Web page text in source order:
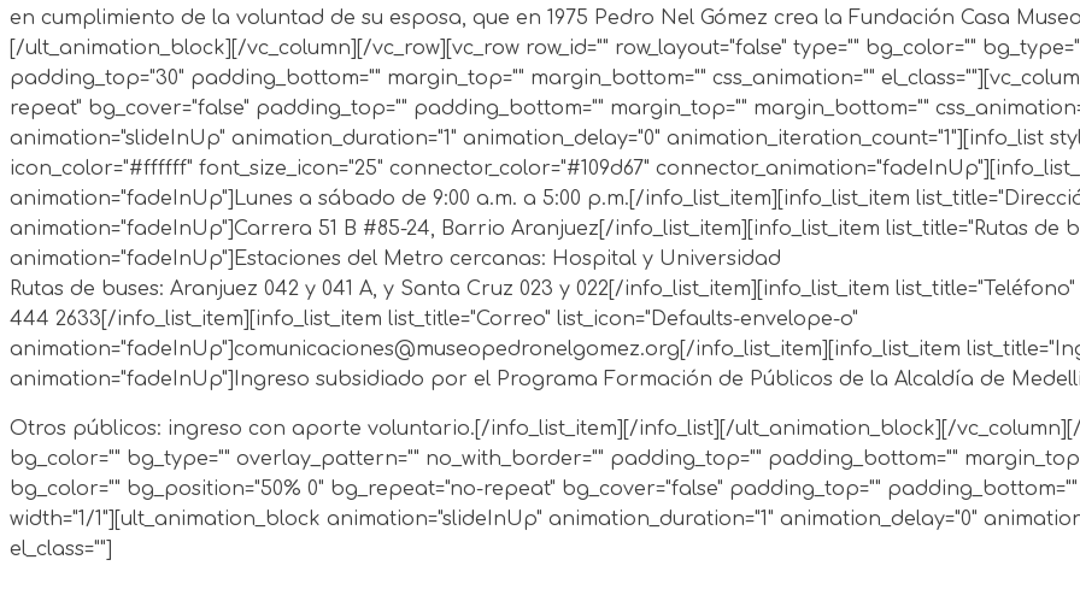
en cumplimiento de la voluntad de su esposa, que en 1975 Pedro Nel Gómez crea la Fundación Casa
[/ult_animation_block][/vc_column][/vc_row][vc_row row_id="" row_layout="false" type="" bg_color=""
padding_top="30" padding_bottom="" margin_top="" margin_bottom="" css_animation=""
repeat" bg_cover="false" padding_top="" padding_bottom="" margin_top="" margin_bottom=""
animation="slideInUp" animation_duration="1" animation_delay="0" animation_iteration_count="1"][info_list
icon_color="#ffffff" font_size_icon="25" connector_color="#109d67"
animation="fadeInUp"] Lunes a sábado de 9:00 a.m. a 5:00 p.m.[/info_list_item][info_list_item
animation="fadeInUp"]Carrera 51 B #85-24, Barrio Aranjuez[/info_list_item][info_list_item list_title="Rutas de
animation="fadeInUp"]Estaciones del Metro cercanas: Hospital y Universidad
Rutas de buses: Aranjuez 042 y 041 A, y Santa Cruz 023 y 022[/info_list_item][info_list_item
444 2633[/info_list_item][info_list_item list_title="Correo" list_icon="Defaults-envelope-o"
animation="fadeInUp"]comunicaciones@museopedronelgomez.org[/info_list_item][info_list_item
animation="fadeInUp"] Ingreso subsidiado por el Programa Formación de Públicos de la Alcaldía de
Otros públicos: ingreso con aporte voluntario.[/info_list_item][/info_list][/ult_animation_block][/vc_column][/
bg_color="" bg_type="" overlay_pattern="" no_with_border="" padding_top="" padding_bottom=""
bg_color="" bg_position="50% 0" bg_repeat="no-repeat" bg_cover="false" padding_top=""
width="1/1"][ult_animation_block animation="slideInUp" animation_duration="1" animation_delay="0"
el_class=""]